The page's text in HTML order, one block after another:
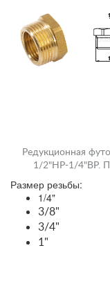
Редукционная
1/2"НР-1/4"ВР.
Размер резьбы:
1/4"
3/8"
3/4"
1"